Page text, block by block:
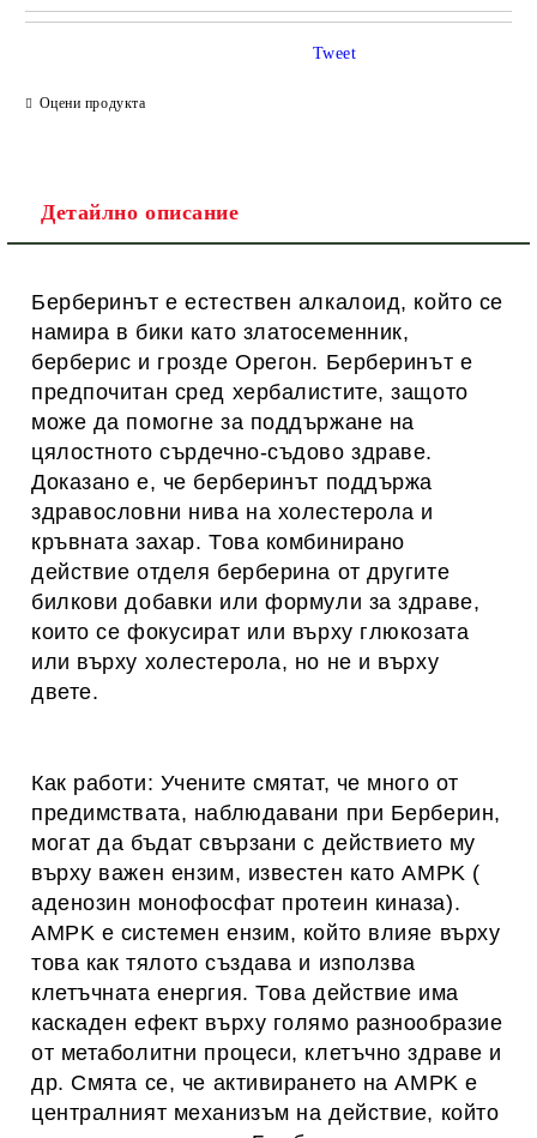
САМО ПОПЪЛНЕТЕ 1 ПОЛЕ
Ние ще се свържем с вас в рамките на работния ден.
Оцени продукта
Tweet
Детайлно описание
Берберинът е естествен алкалоид, който се
намира в бики като златосеменник,
берберис и грозде Орегон. Берберинът е
предпочитан сред хербалистите, защото
може да помогне за поддържане на
цялостното сърдечно-съдово здраве.
Доказано е, че берберинът поддържа
здравословни нива на холестерола и
кръвната захар. Това комбинирано
действие отделя берберина от другите
билкови добавки или формули за здраве,
които се фокусират или върху глюкозата
или върху холестерола, но не и върху
двете.
Как работи: Учените смятат, че много от
предимствата, наблюдавани при Берберин,
могат да бъдат свързани с действието му
върху важен ензим, известен като AMPK (
аденозин монофосфат протеин киназа).
AMPK е системен ензим, който влияе върху
това как тялото създава и използва
клетъчната енергия. Това действие има
каскаден ефект върху голямо разнообразие
от метаболитни процеси, клетъчно здраве и
др. Смята се, че активирането на AMPK е
централният механизъм на действие, който